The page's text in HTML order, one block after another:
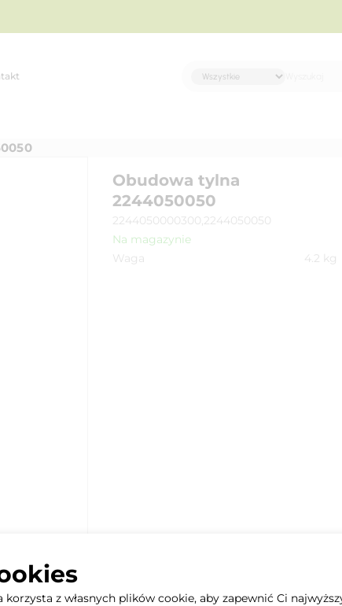
Obudowa tylna
2244050050
2244050000300,2244050050
Na magazynie
Waga
4.2 kg
korzysta z własnych plików cookie, aby zapewnić Ci